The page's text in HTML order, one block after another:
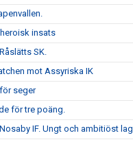
insats
SK.
mot Assyriska IK
seger
för tre poäng.
IF. Ungt och ambitiöst lag